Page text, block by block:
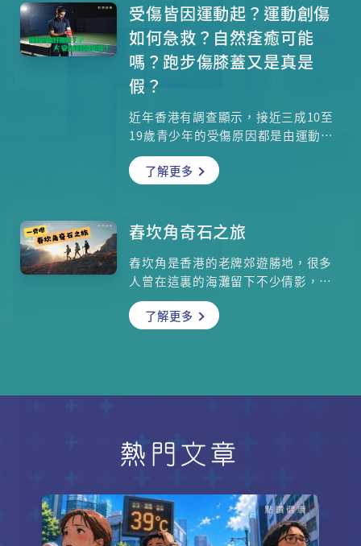
治療方法有甚麼分別？
受傷皆因運動起？運動創傷
如何急救？自然痊癒可能
嗎？跑步傷膝蓋又是真是
假？
近年香港有調查顯示，接近三成10至
19歲青少年的受傷原因都是由運動引
起，最常見的運動創傷有哪幾種？是
否所有創傷都可以自然痊癒？受傷
「網球肘」又是一種甚麼傷患？本集
解開種種運動創傷的迷思。
了解更多
舂坎角奇石之旅
舂坎角是香港的老牌郊遊勝地，很多
人曾在這裏的海灘留下不少倩影，也
許你沒想過，原來它還有你未發掘的
一些天然美景呢！雖然路徑略帶崎
這裏的三大奇石：魔爪石、幽靈石、
了解更多
熱門文章